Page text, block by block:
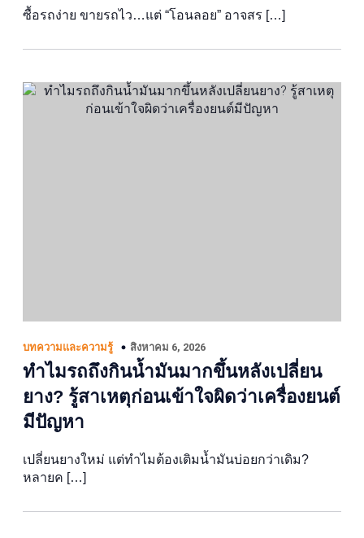
ซื้อรถง่าย ขายรถไว…แต่ “โอนลอย” อาจสร […]
บทความและความรู้ สิงหาคม 6, 2026
ทำไมรถถึงกินน้ำมันมากขึ้นหลังเปลี่ยน
ยาง? รู้สาเหตุก่อนเข้าใจผิดว่าเครื่องยนต์
มีปัญหา
เปลี่ยนยางใหม่ แต่ทำไมต้องเติมน้ำมันบ่อยกว่าเดิม?
หลายค […]